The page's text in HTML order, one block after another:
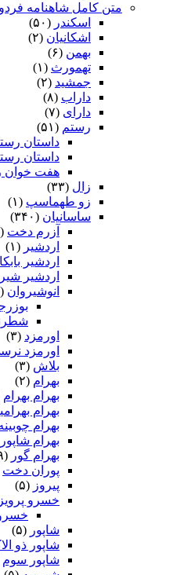
متن کامل شاهنامه
اسکندر (۵۰)
اشکانیان (۲)
بهمن (۶)
تهمورث (۱)
جمشید (۲)
داراب (۸)
دارای (۷)
رستم (۵۱)
داستان
داستان
هفت خوان
زال (۳۳)
زو طهماسپ‏ (۱)
ساسانیان (۳۴۰)
آزرم دخت (۱)
اردشیر (۱)
اردشیر
اردشیر
انوشیروان (۶۳)
اورمزد (۳)
اورمزد
بلاش (۳)
بهرام (۲)
بهرام بهرام
بهرام
بهرام
بهرام شاپور
بهرام گور (۵۹)
پوران دخت
پیروز (۵)
خسرو پرویز
شاپور (۵)
شاپور ذو
شاپور سوم‏